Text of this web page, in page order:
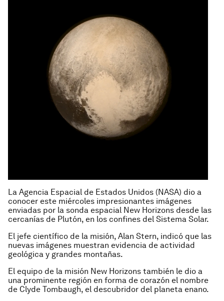
La Agencia Espacial de Estados Unidos (NASA) dio a
conocer este miércoles impresionantes imágenes
enviadas por la sonda espacial New Horizons desde las
cercanías de Plutón, en los confines del Sistema Solar.
El jefe científico de la misión, Alan Stern, indicó que las
nuevas imágenes muestran evidencia de actividad
geológica y grandes montañas.
El equipo de la misión New Horizons también le dio a
una prominente región en forma de corazón el nombre
de Clyde Tombaugh, el descubridor del planeta enano.